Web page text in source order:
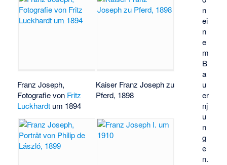
n
ei
n
e
m
B
a
u
er
nj
u
n
g
e
n.
Franz Joseph,
Fotografie von Fritz
Luckhardt um 1894
Kaiser Franz Joseph zu
Pferd, 1898